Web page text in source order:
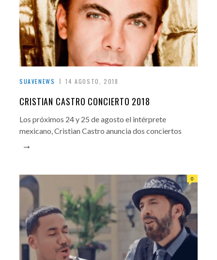
SUAVENEWS 14 AGOSTO, 2018
CRISTIAN CASTRO CONCIERTO 2018
Los próximos 24 y 25 de agosto el intérprete
mexicano, Cristian Castro anuncia dos conciertos
→
0